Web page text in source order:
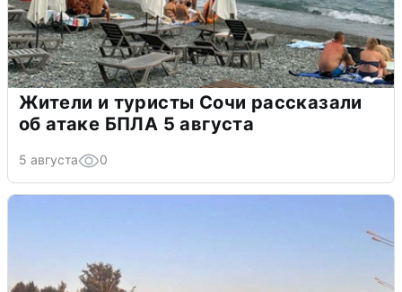
Жители и туристы Сочи рассказали
об атаке БПЛА 5 августа
5 августа 0